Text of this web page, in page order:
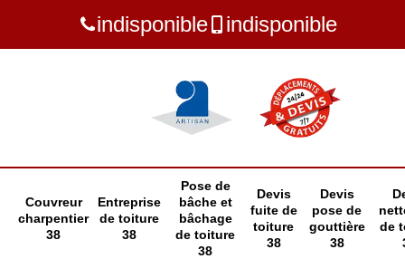
indisponible indisponible
Couvreur
charpentier
38
Entreprise
de toiture
38
Pose de
bâche et
bâchage
de toiture
38
Devis
fuite de
toiture
38
Devis
pose de
gouttière
38
de